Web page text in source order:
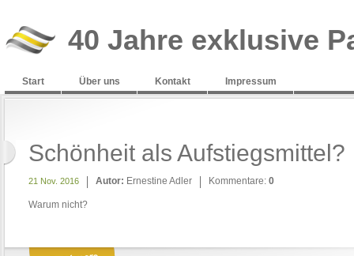
40 Jahre exklusive
Start Über uns Kontakt Impressum
Schönheit als Aufstiegsmittel?
21 Nov. 2016 Autor: Ernestine Adler Kommentare: 0
Warum nicht?